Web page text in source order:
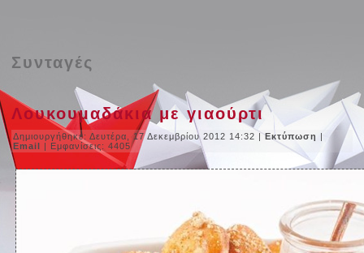
Συνταγές
Λουκουµαδάκια με γιαούρτι
Δημιουργήθηκε: Δευτέρα, 17 Δεκεμβρίου 2012 14:32 |Εκτύπωση |
Email | Εμφανίσεις: 4405